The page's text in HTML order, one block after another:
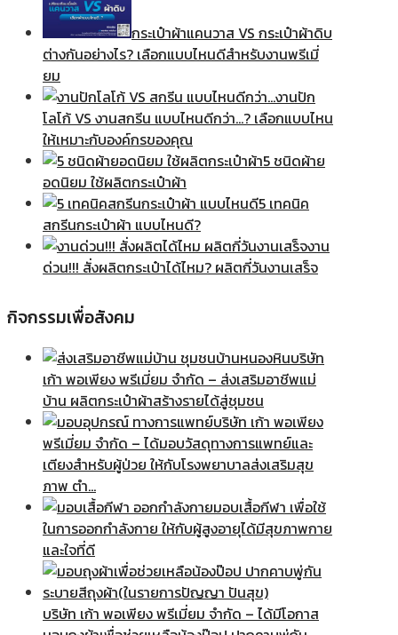
กระเป๋าผ้าแคนวาส VS กระเป๋าผ้าดิบ
ต่างกันอย่างไร? เลือกแบบไหนดีสำหรับงานพรีเมี่
ยม
งานปัก
โลโก้ VS งานสกรีน แบบไหนดีกว่า…? เลือกแบบไหน
ให้เหมาะกับองค์กรของคุณ
5 ชนิดผ้าย
อดนิยม ใช้ผลิตกระเป๋าผ้า
5 เทคนิค
สกรีนกระเป๋าผ้า แบบไหนดี?
งาน
ด่วน!!! สั่งผลิตกระเป๋าได้ไหม? ผลิตกี่วันงานเสร็จ
กิจกรรมเพื่อสังคม
บริษัท
เก้า พอเพียง พรีเมี่ยม จำกัด – ส่งเสริมอาชีพแม่
บ้าน ผลิตกระเป๋าผ้าสร้างรายได้สู่ชุมชน
บริษัท เก้า พอเพียง
พรีเมี่ยม จำกัด – ได้มอบวัสดุทางการแพทย์และ
เตียงสำหรับผู้ป่วย ให้กับโรงพยาบาลส่งเสริมสุข
ภาพ ตำ…
มอบเสื้อกีฬา เพื่อใช้
ในการออกกำลังกาย ให้กับผู้สูงอายุได้มีสุขภาพกาย
และใจที่ดี
บริษัท เก้า พอเพียง พรีเมี่ยม จำกัด – ได้มีโอกาส